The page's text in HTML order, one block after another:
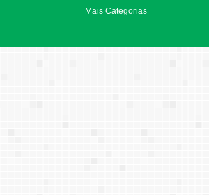
Mais Categorias